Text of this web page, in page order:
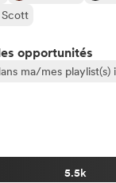
Scott
opportunités
ma/mes playlist(s)
5.5k